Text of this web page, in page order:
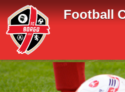
Football
Panneau de gestion des cookies